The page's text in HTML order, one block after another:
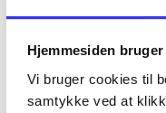
Hjemmesiden
Vi bruger cookies til
samtykke ved at